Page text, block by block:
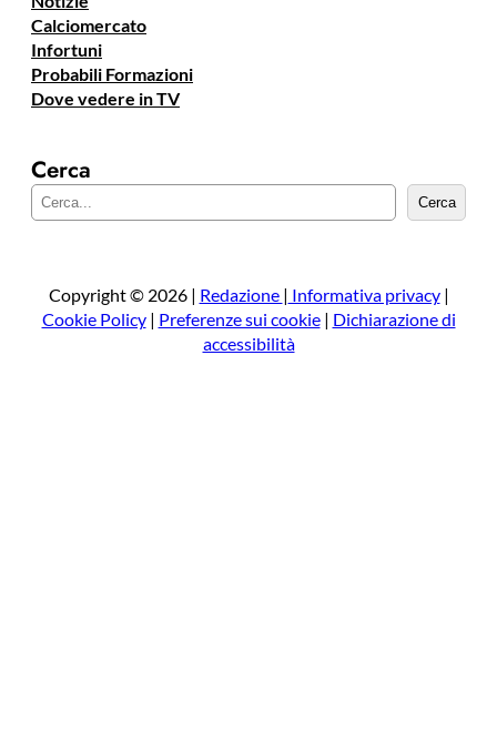
Calciomercato
Infortuni
Probabili Formazioni
Dove vedere in TV
Cerca
e
a
Cerca
Copyright © 2026 | Redazione | Informativa privacy|
Cookie Policy| Preferenze sui cookie| Dichiarazione di
accessibilità